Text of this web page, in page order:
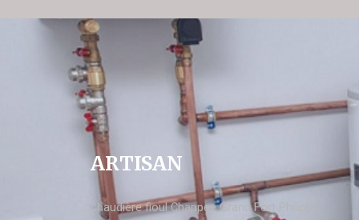
ARTISAN
chaudière fioul Chappee Grand Fort Philippe